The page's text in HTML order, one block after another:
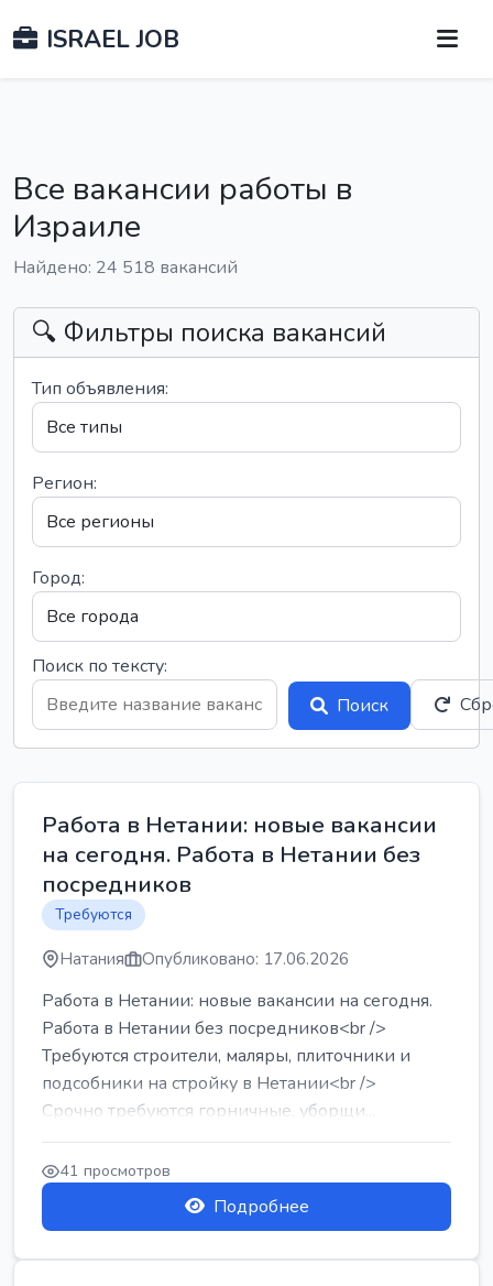
ISRAEL JOB
Все вакансии работы в
Израиле
Найдено: 24 518 вакансий
🔍 Фильтры поиска вакансий
Тип объявления:
Регион:
Город:
Поиск по тексту:
Поиск
Работа в Нетании: новые вакансии
на сегодня. Работа в Нетании без
посредников
Требуются
Натания Опубликовано: 17.06.2026
Работа в Нетании: новые вакансии на сегодня.
Работа в Нетании без посредников<br />
Требуются строители, маляры, плиточники и
подсобники на стройку в Нетании<br />
Срочно требуются горничные, уборщи...
41 просмотров
Подробнее